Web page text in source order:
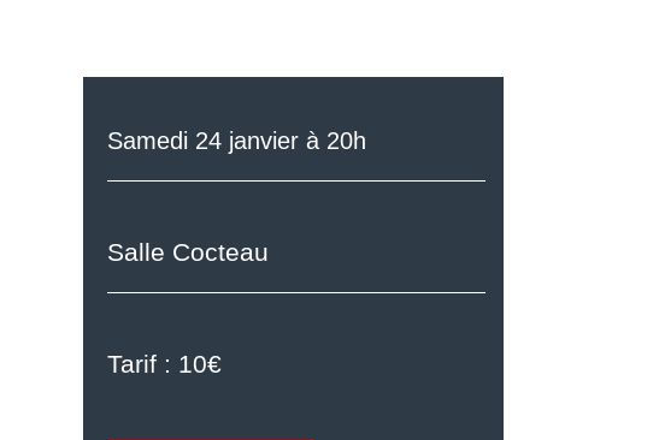
Samedi 24 janvier à 20h
Salle Cocteau
Tarif : 10€